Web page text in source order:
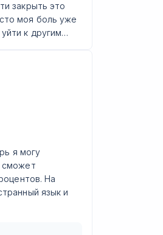
закрыть это
моя боль уже
к другим…
я могу
сможет
На
язык и